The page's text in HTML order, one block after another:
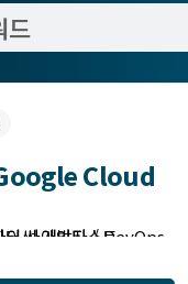
Cloud
엔지니어 / 데이터 사이언티스트